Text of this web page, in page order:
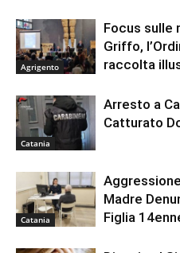
Agrigento
Focus sulle
Griffo,
raccolta
Catania
Arresto a
Catturato
Catania
Madre
Figlia